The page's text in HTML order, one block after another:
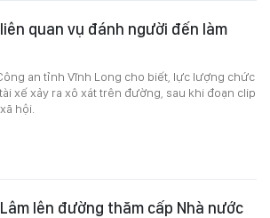
quan vụ đánh người đến làm
an tỉnh Vĩnh Long cho biết, lực lượng chức
xế xảy ra xô xát trên đường, sau khi đoạn clip
hội.
lên đường thăm cấp Nhà nước